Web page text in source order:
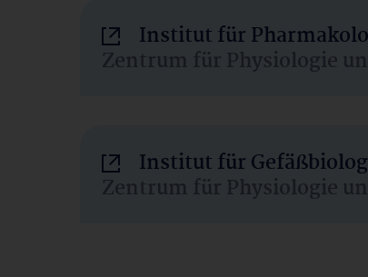
Institut für
Zentrum für Physiologie
Institut für
Zentrum für Physiologie